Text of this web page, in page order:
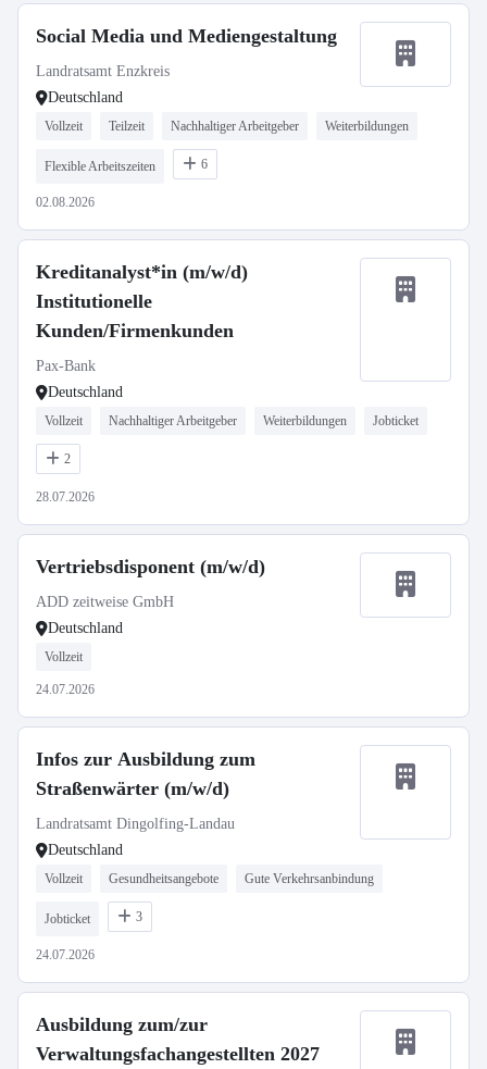
Social Media und Mediengestaltung
Landratsamt Enzkreis
Deutschland
Vollzeit Teilzeit Nachhaltiger Arbeitgeber Weiterbildungen
Flexible Arbeitszeiten 6
02.08.2026
Kreditanalyst*in (m/w/d)
Institutionelle
Kunden/Firmenkunden
Pax-Bank
Deutschland
Vollzeit Nachhaltiger Arbeitgeber Weiterbildungen Jobticket
2
28.07.2026
Vertriebsdisponent (m/w/d)
ADD zeitweise GmbH
Deutschland
Vollzeit
24.07.2026
Infos zur Ausbildung zum
Straßenwärter (m/w/d)
Landratsamt Dingolfing-Landau
Deutschland
Vollzeit Gesundheitsangebote Gute Verkehrsanbindung
Jobticket 3
24.07.2026
Ausbildung zum/zur
Verwaltungsfachangestellten 2027